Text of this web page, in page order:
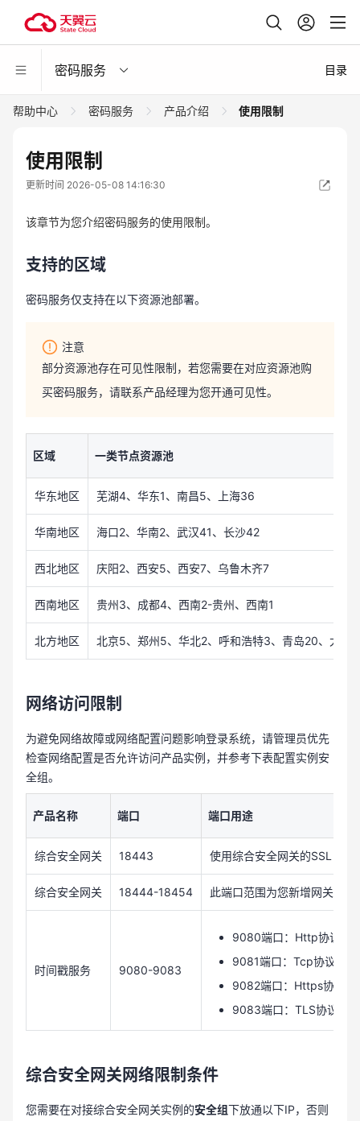
密码服务 目录
帮助中心 密码服务 产品介绍 使用限制
使用限制
更新时间 2026-05-08 14:16:30
该章节为您介绍密码服务的使用限制。
支持的区域
密码服务仅支持在以下资源池部署。
注意
部分资源池存在可见性限制，若您需要在对应资源池购
买密码服务，请联系产品经理为您开通可见性。
区域 一类节点资源池
华东地区 芜湖4、华东1、南昌5、上海36
华南地区 海口2、华南2、武汉41、长沙42
西北地区 庆阳2、西安5、西安7、乌鲁木齐7
西南地区 贵州3、成都4、西南2-贵州、西南1
北方地区 北京5、郑州5、华北2、呼和浩特3、青岛20、太原4
网络访问限制
为避免网络故障或网络配置问题影响登录系统，请管理员优先
检查网络配置是否允许访问产品实例，并参考下表配置实例安
全组。
产品名称 端口 端口用途
综合安全网关 18443 使用综合安全网关的SSL
综合安全网关 18444-18454 此端口范围为您新增网关安
时间戳服务 9080-9083
9080端口：Http协议
9081端口：Tcp协议
9082端口：Https协议
9083端口：TLS协议
综合安全网关网络限制条件
您需要在对接综合安全网关实例的安全组下放通以下IP，否则